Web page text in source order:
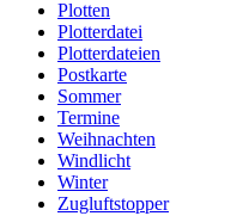
Plotten
Plotterdatei
Plotterdateien
Postkarte
Sommer
Termine
Weihnachten
Windlicht
Winter
Zugluftstopper